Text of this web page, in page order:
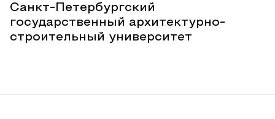
Санкт-Петербургский
государственный архитектурно-
строительный университет